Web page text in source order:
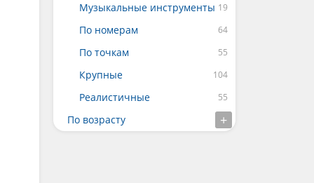
Музыкальные инструменты
По номерам
По точкам
Крупные
Реалистичные
По возрасту